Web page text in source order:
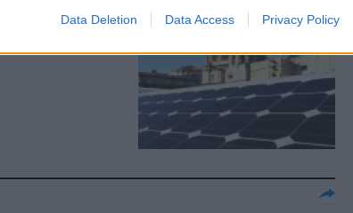
Data Deletion Data Access Privacy Policy